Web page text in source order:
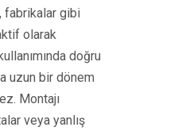
fabrikalar gibi
olarak
doğru
uzun bir dönem
Montajı
veya yanlış